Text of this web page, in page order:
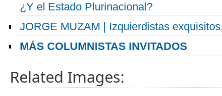
¿Y el Estado Plurinacional?
JORGE MUZAM | Izquierdistas
MÁS COLUMNISTAS INVITADOS
Related Images: